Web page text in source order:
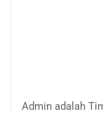
Admin adalah